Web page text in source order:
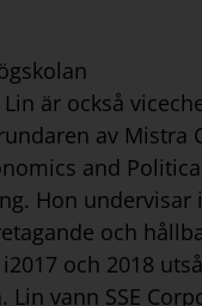
är också
av
and
Hon
och
och 2018
vann SSE